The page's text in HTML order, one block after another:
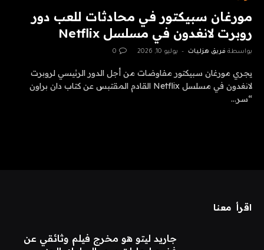
مورغان سبيكتور في محادثات للعب دور
روبرت لانغدون في مسلسل Netflix
بواسطة فريق هزليات يوليو 10, 2026 0
يجري مورغان سبيكتور مفاوضات من أجل الدور الرئيسي لروبرت
لانغدون في مسلسل Netflix القادم المقتبس عن كتاب دان براون
“سر…
اقرأ معنا
جاريد ليتو هو مخرج فيلم وثائقي عن